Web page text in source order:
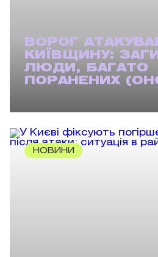
ВОРОГ
КИЇВЩИНУ:
ЛЮДИ, БАГАТО
ПОРАНЕНИХ
НОВИНИ